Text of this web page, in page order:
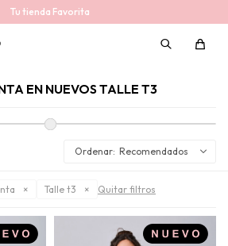
Tu tienda Favorita
EN NUEVOS TALLE T3
Recomendados
Talle t3 Quitar filtros